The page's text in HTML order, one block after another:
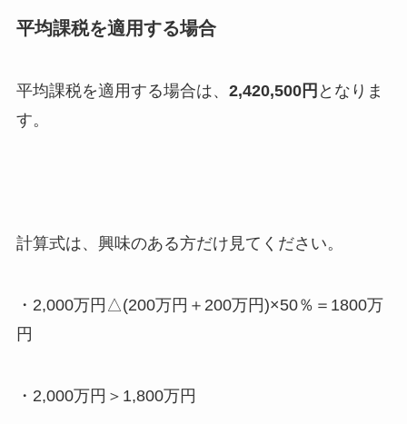
平均課税を適用する場合
平均課税を適用する場合は、 2,420,500円 となりま
す。
計算式は、興味のある方だけ見てください。
・2,000万円△(200万円＋200万円)×50％＝1800万
円
・2,000万円＞1,800万円